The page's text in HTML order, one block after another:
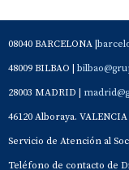
08040 BARCELONA |
48009 BILBAO |
28003 MADRID |
46120 Alboraya. VALENCIA |
Servicio de Atención al
Teléfono de contacto de